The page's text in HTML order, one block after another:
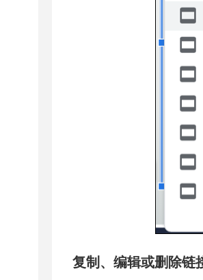
复制、编辑或删除链